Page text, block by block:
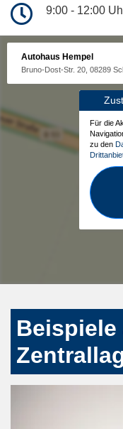
9:00 - 12:00
Autohaus Hempel
Bruno-Dost-Str. 20, 08289
Für die
zu den
Beispiele